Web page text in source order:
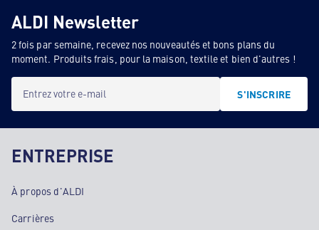
ALDI Newsletter
2 fois par semaine, recevez nos nouveautés et bons plans du
moment. Produits frais, pour la maison, textile et bien d'autres !
Entrez votre e-mail S'INSCRIRE
ENTREPRISE
À propos d'ALDI
Carrières